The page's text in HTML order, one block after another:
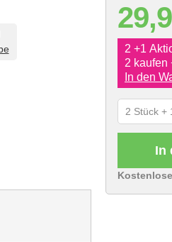
2 +1
2 kaufen
In den
In